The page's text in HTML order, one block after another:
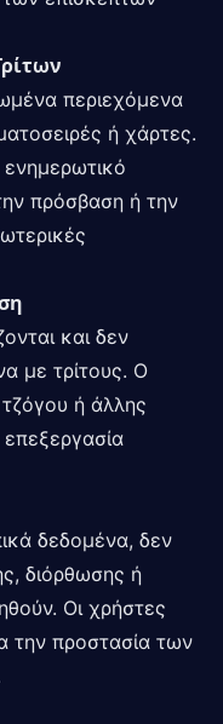
περιεχόμενα
ή χάρτες.
πρόσβαση ή την
και δεν
με τρίτους. Ο
ή άλλης
επεξεργασία
δεδομένα, δεν
διόρθωσης ή
Οι χρήστες
την προστασία των